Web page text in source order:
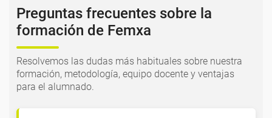
Preguntas frecuentes sobre la
formación de Femxa
Resolvemos las dudas más habituales sobre nuestra
formación, metodología, equipo docente y ventajas
para el alumnado.